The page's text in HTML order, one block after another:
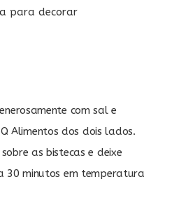
para decorar
com sal e
Alimentos dos dois lados.
as bistecas e deixe
30 minutos em temperatura